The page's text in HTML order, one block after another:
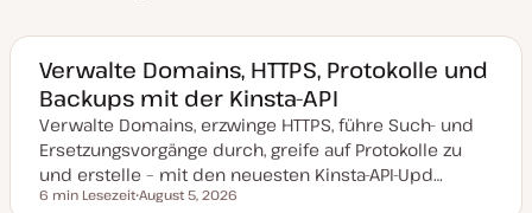
Verwalte Domains, HTTPS, Protokolle und
Backups mit der Kinsta-API
Verwalte Domains, erzwinge HTTPS, führe Such- und
Ersetzungsvorgänge durch, greife auf Protokolle zu
und erstelle – mit den neuesten Kinsta-API-Upd…
Lesezeit
6 min Lesezeit August 5, 2026